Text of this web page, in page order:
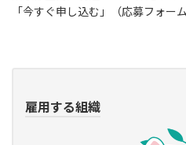
「今すぐ申し込む」（応募フォー
雇用する組織